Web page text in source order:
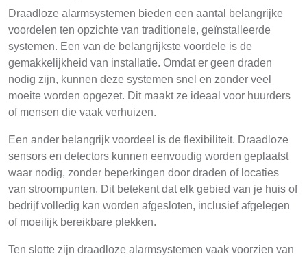
Draadloze alarmsystemen bieden een aantal belangrijke
voordelen ten opzichte van traditionele, geïnstalleerde
systemen. Een van de belangrijkste voordele is de
gemakkelijkheid van installatie. Omdat er geen draden
nodig zijn, kunnen deze systemen snel en zonder veel
moeite worden opgezet. Dit maakt ze ideaal voor huurders
of mensen die vaak verhuizen.
Een ander belangrijk voordeel is de flexibiliteit. Draadloze
sensors en detectors kunnen eenvoudig worden geplaatst
waar nodig, zonder beperkingen door draden of locaties
van stroompunten. Dit betekent dat elk gebied van je huis of
bedrijf volledig kan worden afgesloten, inclusief afgelegen
of moeilijk bereikbare plekken.
Ten slotte zijn draadloze alarmsystemen vaak voorzien van